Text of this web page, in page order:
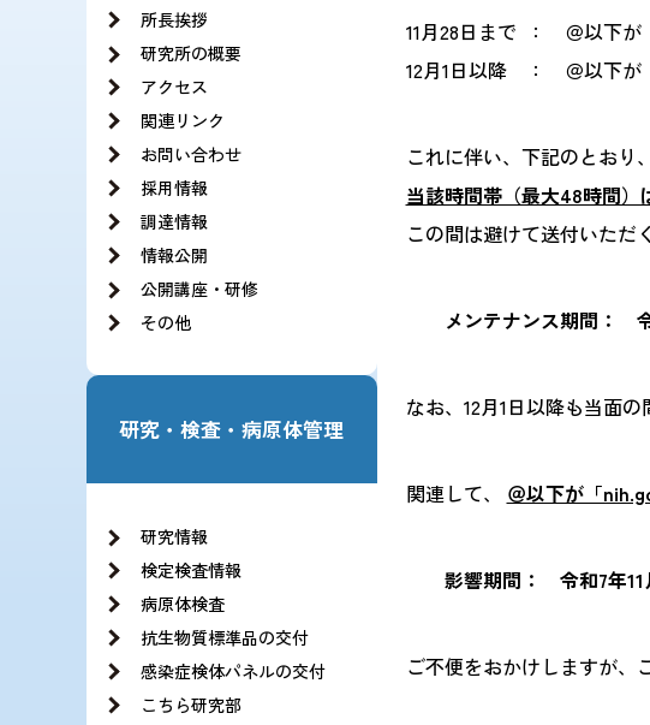
所長挨拶
研究所の概要
アクセス
関連リンク
お問い合わせ
採用情報
調達情報
情報公開
公開講座・研修
その他
研究・検査・病原体管理
研究情報
検定検査情報
病原体検査
抗生物質標準品の交付
感染症検体パネルの交付
こちら研究部
11月28日まで ： ＠以下が
12月1日以降 ： ＠以下が
これに伴い、下記のとおり
当該時間帯（最大48時間）
この間は避けて送付いただ
メンテナンス期間：
なお、12月1日以降も当面
関連して、 ＠以下が「
影響期間： 令和7年11
ご不便をおかけしますが、